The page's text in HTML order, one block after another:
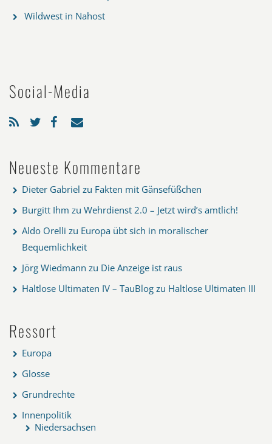
Wildwest in Nahost
Social-Media
Neueste Kommentare
Dieter Gabriel zu Fakten mit Gänsefüßchen
Burgitt Ihm zu Wehrdienst 2.0 – Jetzt wird’s amtlich!
Aldo Orelli zu Europa übt sich in moralischer
Bequemlichkeit
Jörg Wiedmann zu Die Anzeige ist raus
Haltlose Ultimaten IV – TauBlog zu Haltlose Ultimaten III
Ressort
Europa
Glosse
Grundrechte
Innenpolitik
Niedersachsen